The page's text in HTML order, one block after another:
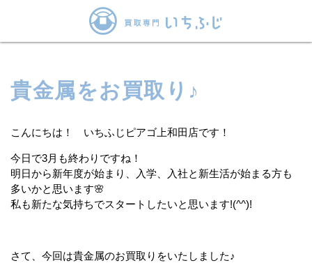
貴金属をお買取り♪
こんにちは！ いちふじピアゴ上和田店です！
今日で3月も終わりですね！
明日から新年度が始まり、入学、入社と新生活が始まる方も
多いかと思います🌸
私も新たな気持ちでスタートしたいと思います!(^^)!
さて、今回は貴金属のお買取りをいたしました♪